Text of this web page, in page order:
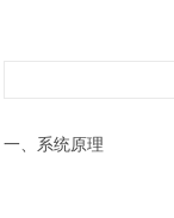
一、系统原理